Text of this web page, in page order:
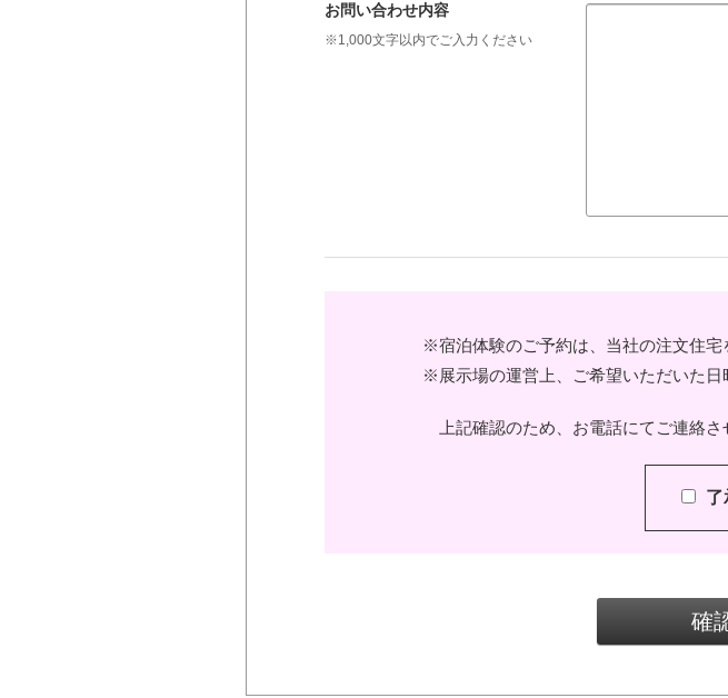
お問い合わせ内容
※1,000文字以内でご入力ください
※宿泊体験のご予約は、当社の注文住宅
※展示場の運営上、ご希望いただいた日
上記確認のため、お電話にてご連絡
了